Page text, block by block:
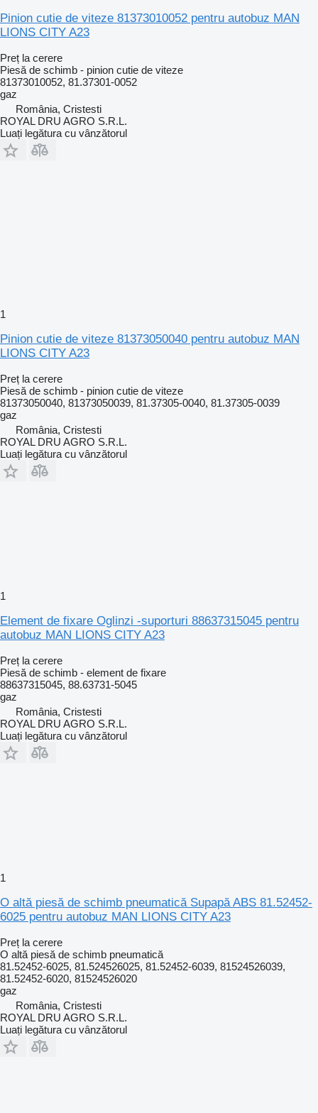
Pinion cutie de viteze 81373010052 pentru autobuz MAN
LIONS CITY A23
Preț la cerere
Piesă de schimb - pinion cutie de viteze
81373010052, 81.37301-0052
gaz
România, Cristesti
ROYAL DRU AGRO S.R.L.
Luați legătura cu vânzătorul
1
Pinion cutie de viteze 81373050040 pentru autobuz MAN
LIONS CITY A23
Preț la cerere
Piesă de schimb - pinion cutie de viteze
81373050040, 81373050039, 81.37305-0040, 81.37305-0039
gaz
România, Cristesti
ROYAL DRU AGRO S.R.L.
Luați legătura cu vânzătorul
1
Element de fixare Oglinzi -suporturi 88637315045 pentru
autobuz MAN LIONS CITY A23
Preț la cerere
Piesă de schimb - element de fixare
88637315045, 88.63731-5045
gaz
România, Cristesti
ROYAL DRU AGRO S.R.L.
Luați legătura cu vânzătorul
1
O altă piesă de schimb pneumatică Supapă ABS 81.52452-
6025 pentru autobuz MAN LIONS CITY A23
Preț la cerere
O altă piesă de schimb pneumatică
81.52452-6025, 81.524526025, 81.52452-6039, 81524526039,
81.52452-6020, 81524526020
gaz
România, Cristesti
ROYAL DRU AGRO S.R.L.
Luați legătura cu vânzătorul